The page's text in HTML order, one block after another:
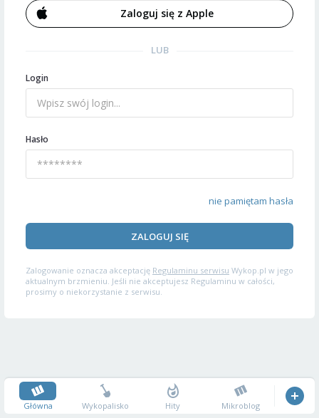
Zaloguj się z Apple
LUB
Login
Hasło
nie pamiętam hasła
ZALOGUJ SIĘ
Zalogowanie oznacza akceptację Regulaminu serwisu Wykop.pl w jego
aktualnym brzmieniu. Jeśli nie akceptujesz Regulaminu w całości,
prosimy o niekorzystanie z serwisu.
Główna Wykopalisko Hity Mikroblog